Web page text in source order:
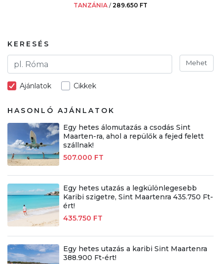
TANZÁNIA /289.650 FT
KERESÉS
Mehet
Ajánlatok Cikkek
HASONLÓ AJÁNLATOK
Egy hetes álomutazás a csodás Sint
Maarten-ra, ahol a repülők a fejed felett
szállnak!
507.000 FT
Egy hetes utazás a legkülönlegesebb
Karibi szigetre, Sint Maartenra 435.750 Ft-
ért!
435.750 FT
Egy hetes utazás a karibi Sint Maartenra
388.900 Ft-ért!